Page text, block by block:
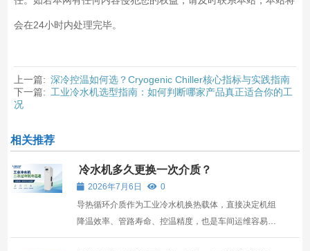
会在24小时内处理完毕。
上一篇: 深冷控温如何选？Cryogenic Chiller核心指标与实践指南
下一篇: 工业冷水机选型指南：如何判断哪家产品真正适合你的工
况
相关推荐
冷水机多久更换一次介质？
2026年7月6日
0
导热循环介质作为工业冷水机换热载体，直接决定机组
降温效率、管路寿命、控温精度，也是车间运维容易忽
视的耗材。